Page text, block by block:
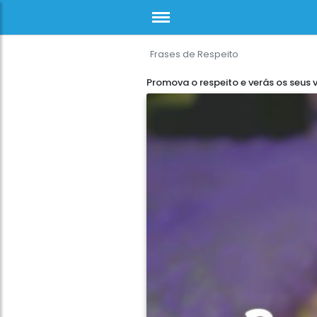
Frases de Respeito
Promova o respeito e verás os seus